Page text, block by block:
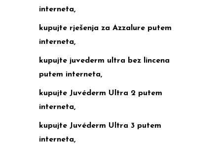
interneta,
kupujte rješenja za Azzalure putem
interneta,
kupujte juvederm ultra bez lincena
putem interneta,
kupujte Juvéderm Ultra 2 putem
interneta,
kupujte Juvéderm Ultra 3 putem
interneta,